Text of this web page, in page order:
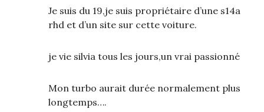
Je suis du 19,je suis propriétaire d’une s14a
rhd et d’un site sur cette voiture.
je vie silvia tous les jours,un vrai passionné
Mon turbo aurait durée normalement plus
longtemps….